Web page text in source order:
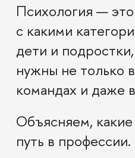
Психология —
с какими
дети и
нужны не только
командах и даже
Объясняем,
путь в профессии.